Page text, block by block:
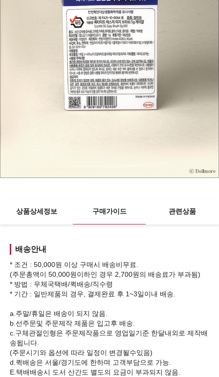
상품상세정보 구매가이드 관련상품
배송안내
* 조건 : 50,000원 이상 구매시 배송비무료.
(주문총액이 50,000원이하인 경우 2,700원의 배송료가 부과됨)
* 방법 : 우체국택배/퀵배송/직수령
* 기간 : 일반제품의 경우, 결제완료 후 1~3일이내 배송.
a.주말/휴일은 배송이 되지 않음.
b.선주문및 주문제작 제품은 입고후 배송.
c.구체관절인형은 주문제작품으로 영업일기준 한달내외로 제작배
송됩니다.
(주문시기와 옵션에 따라 일정이 변경될수있음)
d.퀵배송은 서울/경기도에 한하며 고객부담으로 가능.